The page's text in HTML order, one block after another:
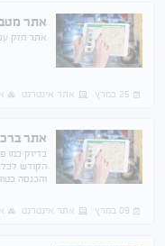
אתר
אתר חזק עם 10 אלף גולשים אורבניים בחודש,
25 במרץ אתר אינטרנט
אתר
בדיוק
הקודש לכל
והכנסה
09 במרץ אתר אינטרנט